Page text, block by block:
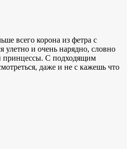
всего корона из фетра с
улетно и очень нарядно, словно
принцессы. С подходящим
даже и не с кажешь что